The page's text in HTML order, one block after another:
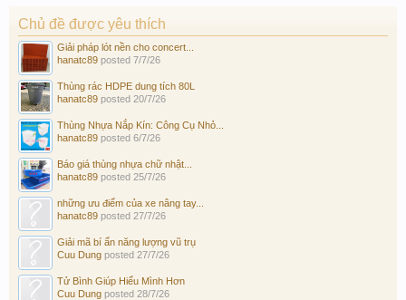
Chủ đề được yêu thích
Giải pháp lót nền cho concert...
hanatc89 posted 7/7/26
Thùng rác HDPE dung tích 80L
hanatc89 posted 20/7/26
Thùng Nhựa Nắp Kín: Công Cụ Nhỏ...
hanatc89 posted 6/7/26
Báo giá thùng nhựa chữ nhật...
hanatc89 posted 25/7/26
những ưu điểm của xe nâng tay...
hanatc89 posted 27/7/26
Giải mã bí ẩn năng lượng vũ trụ
Cuu Dung posted 27/7/26
Tử Bình Giúp Hiểu Mình Hơn
Cuu Dung posted 28/7/26